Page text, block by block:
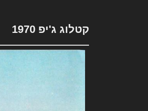
קטלוג ג'יפ 1970